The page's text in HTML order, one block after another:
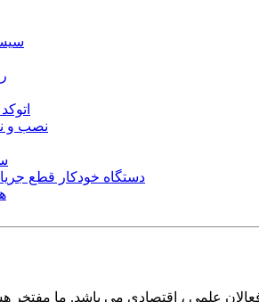
نصب و
دستگاه خودکار قطع
علمی ، اقتصادی می باشد. ما مفتخر